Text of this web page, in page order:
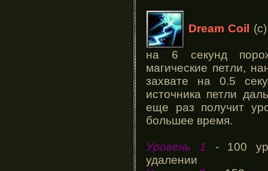
Dream Coil
на 6 секунд
магические петли,
захвате на 0.5
источника петли
еще раз получит
большее время.
Уровень 1 - 100
удалении